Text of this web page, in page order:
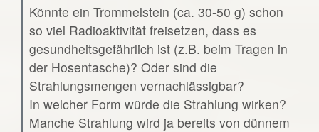
Könnte ein Trommelstein (ca. 30-50 g) schon
so viel Radioaktivität freisetzen, dass es
gesundheitsgefährlich ist (z.B. beim Tragen in
der Hosentasche)? Oder sind die
Strahlungsmengen vernachlässigbar?
In welcher Form würde die Strahlung wirken?
Manche Strahlung wird ja bereits von dünnem